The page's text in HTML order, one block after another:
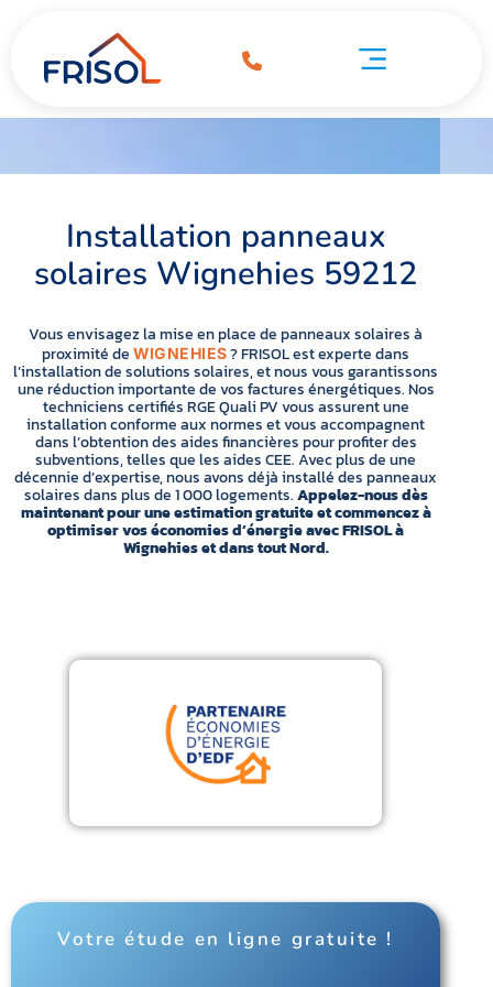
Installation panneaux
solaires Wignehies 59212
Vous envisagez la mise en place de panneaux solaires à
proximité de WIGNEHIES? FRISOL est experte dans
l’installation de solutions solaires, et nous vous garantissons
une réduction importante de vos factures énergétiques. Nos
techniciens certifiés RGE Quali PV vous assurent une
installation conforme aux normes et vous accompagnent
dans l’obtention des aides financières pour profiter des
subventions, telles que les aides CEE. Avec plus de une
décennie d’expertise, nous avons déjà installé des panneaux
solaires dans plus de 1 000 logements.Appelez-nous dès
maintenant pour une estimation gratuite et commencez à
optimiser vos économies d’énergie avec FRISOL à
Wignehies et dans tout Nord.
Votre étude en ligne gratuite !